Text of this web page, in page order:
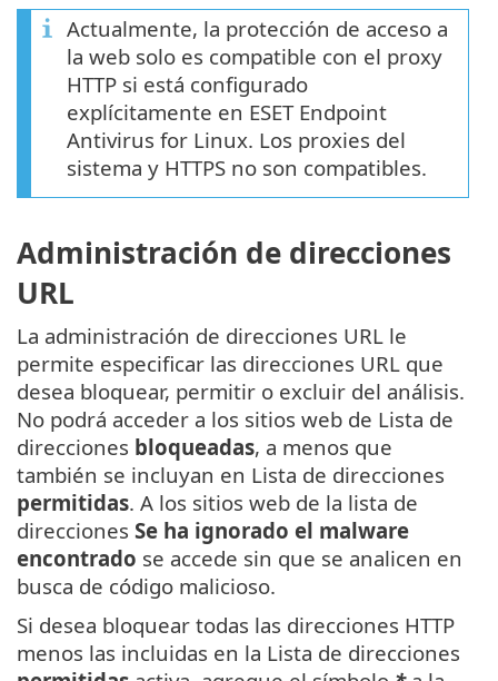
Actualmente, la protección de acceso a
la web solo es compatible con el proxy
HTTP si está configurado
explícitamente en ESET Endpoint
Antivirus for Linux. Los proxies del
sistema y HTTPS no son compatibles.
Administración de direcciones
URL
La administración de direcciones URL le
permite especificar las direcciones URL que
desea bloquear, permitir o excluir del análisis.
No podrá acceder a los sitios web de Lista de
direcciones bloqueadas, a menos que
también se incluyan en Lista de direcciones
permitidas. A los sitios web de la lista de
direcciones Se ha ignorado el malware
encontrado se accede sin que se analicen en
busca de código malicioso.
Si desea bloquear todas las direcciones HTTP
menos las incluidas en la Lista de direcciones